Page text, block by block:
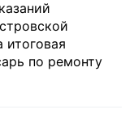
по ремонту